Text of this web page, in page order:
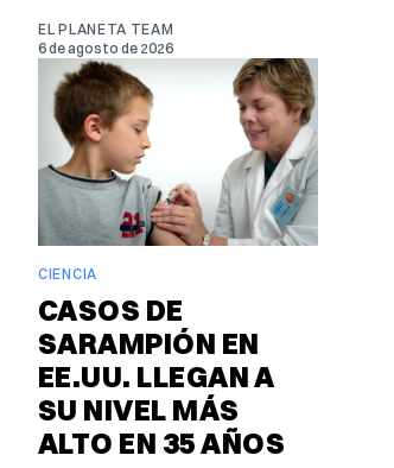
EL PLANETA TEAM
6 de agosto de 2026
CIENCIA
CASOS DE
SARAMPIÓN EN
EE.UU. LLEGAN A
SU NIVEL MÁS
ALTO EN 35 AÑOS